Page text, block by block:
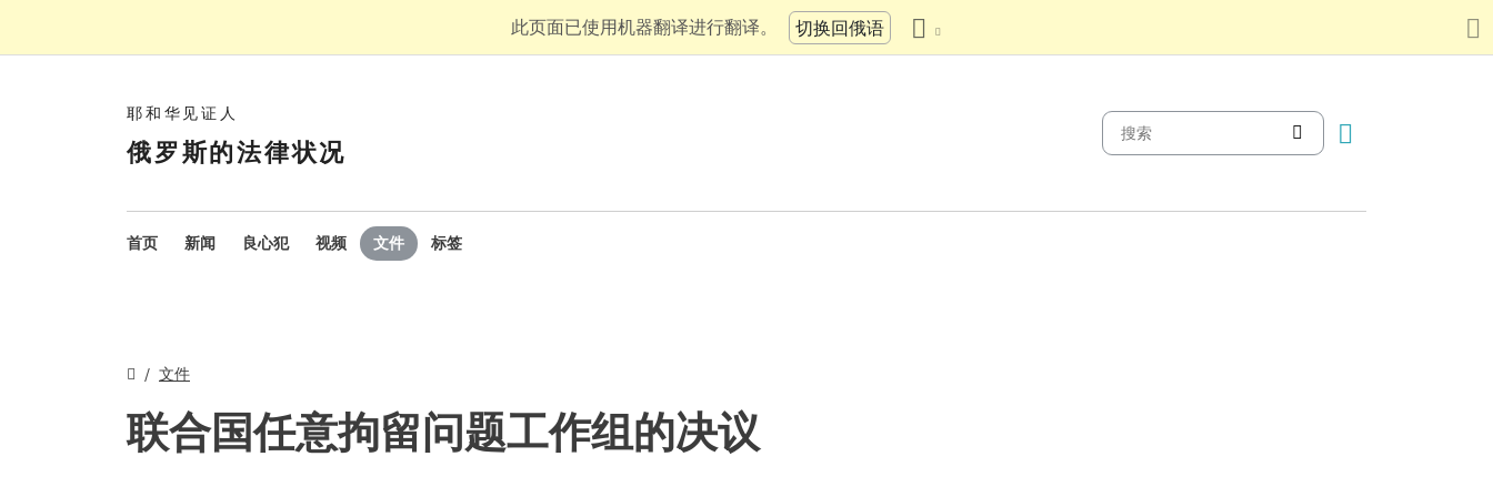
此页面已使用机器翻译进行翻译。 切换回俄语
耶和华见证人
俄罗斯的法律状况
首页 新闻 良心犯 视频 文件 标签
文件
联合国任意拘留问题工作组的决议